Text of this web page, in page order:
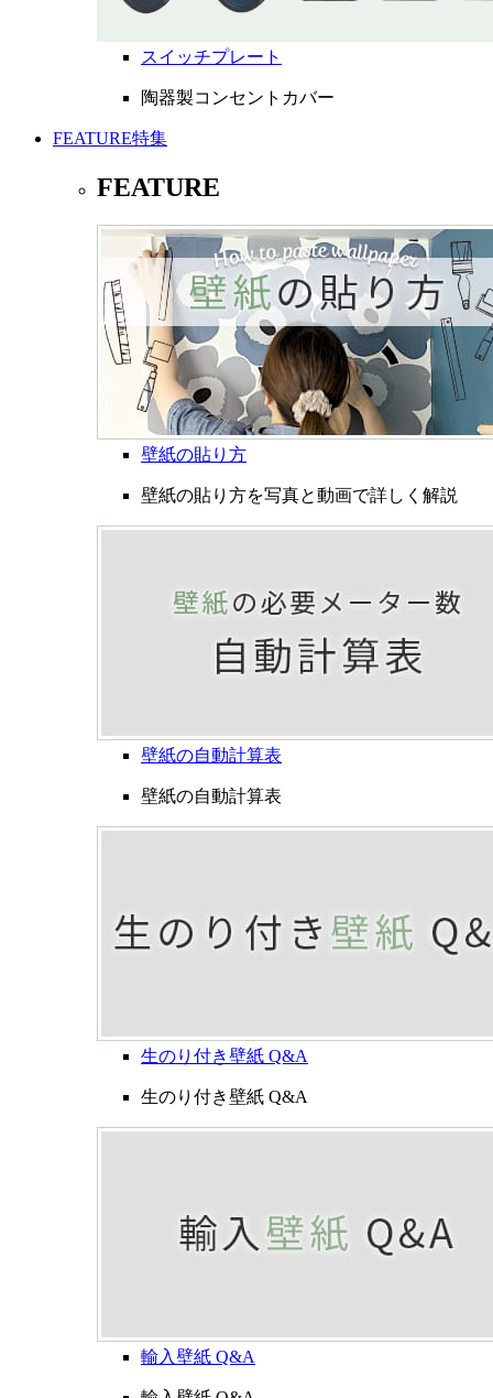
スイッチプレート
陶器製コンセントカバー
FEATURE特集
FEATURE
壁紙の貼り方
壁紙の貼り方を写真と動画で詳しく解説
壁紙の自動計算表
壁紙の自動計算表
生のり付き壁紙 Q&A
生のり付き壁紙 Q&A
輸入壁紙 Q&A